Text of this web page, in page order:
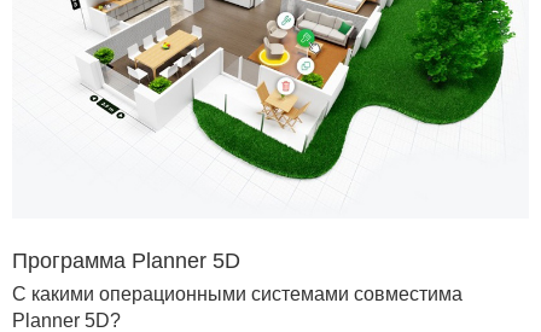
Программа Planner 5D
С какими операционными системами совместима
Planner 5D?